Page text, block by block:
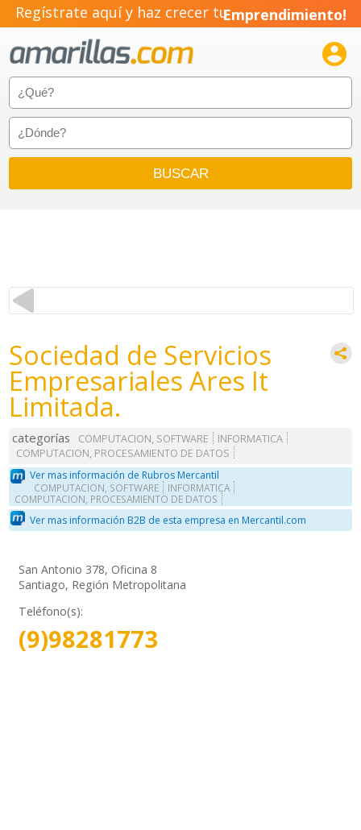
Regístrate aquí y haz crecer tuEmprendimiento!

Sociedad de Servicios
Empresariales Ares It
Limitada.
categorías COMPUTACION, SOFTWARE
INFORMATICA
COMPUTACION, PROCESAMIENTO DE DATOS
Ver mas información de Rubros Mercantil
COMPUTACION, SOFTWARE
INFORMATICA
COMPUTACION, PROCESAMIENTO DE DATOS
Ver mas información B2B de esta empresa en Mercantil.com
San Antonio 378, Oficina 8
Santiago, Región Metropolitana
Teléfono(s):
(9)98281773